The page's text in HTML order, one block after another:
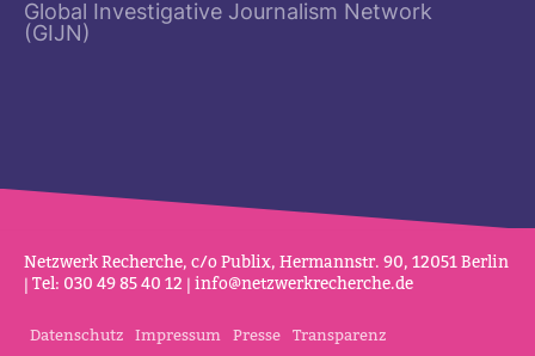
Global Investigative Journalism Network
(GIJN)
Netz­werk Recherche, c/o Publix, Her­mannstr. 90, 12051 Berlin
| Tel: 030 49 85 40 12 | info@netz­werk­re­cherche.de
Datenschutz Impressum Presse Transparenz